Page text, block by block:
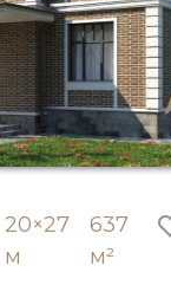
20×27
м
637
м²